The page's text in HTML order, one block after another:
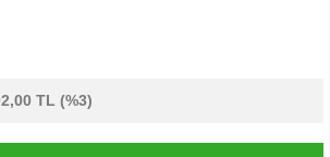
TL (%3)